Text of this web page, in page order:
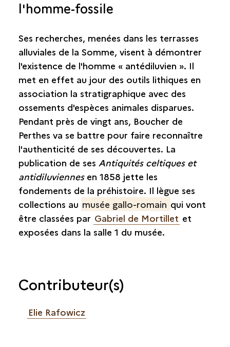
l'homme-fossile
Ses recherches, menées dans les terrasses
alluviales de la Somme, visent à démontrer
l'existence de l'homme « antédiluvien ». Il
met en effet au jour des outils lithiques en
association la stratigraphique avec des
ossements d'espèces animales disparues.
Pendant près de vingt ans, Boucher de
Perthes va se battre pour faire reconnaître
l'authenticité de ses découvertes. La
publication de ses Antiquités celtiques et
antidiluviennesen 1858 jette les
fondements de la préhistoire. Il lègue ses
collections au musée gallo-romain qui vont
être classées par Gabriel de Mortillet et
exposées dans la salle 1 du musée.
Contributeur(s)
Elie Rafowicz